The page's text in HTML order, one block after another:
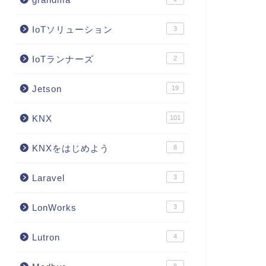
IoTソリューション 3
IoTランナーズ 2
Jetson 19
KNX 101
KNXをはじめよう 8
Laravel 3
LonWorks 3
Lutron 4